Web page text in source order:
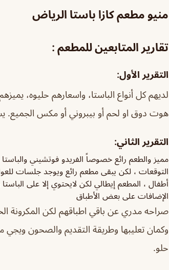
منيو مطعم كازا باستا الرياض
تقارير المتابعين للمطعم :
التقرير الأول:
لديهم كل أنواع الباستا، واسعارهم حليوه،
هوت دوق او لحم أو بيبروني أو مكس الجميع.
التقرير الثاني:
مميز والطعم رائع خصوصاً الفريدو فوتشيني
التوقعات ، لكن يبقى مطعم رائع ويوجد جلسات
أطفال ، المطعم إيطالي لكن لايحتوي إلا على
الإضافات على بعض الأطباق
وكمان تعليبها وطريقة التقديم والصحون
حلو.